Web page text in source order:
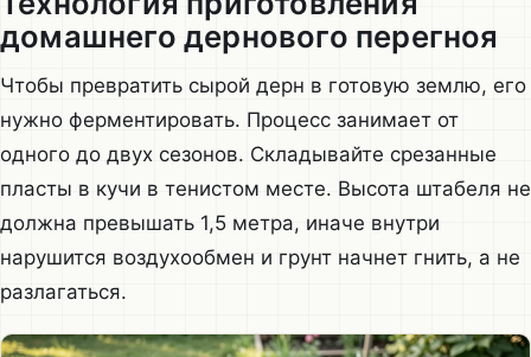
домашнего дернового перегноя
Чтобы превратить сырой дерн в готовую землю, его
нужно ферментировать. Процесс занимает от
одного до двух сезонов. Складывайте срезанные
пласты в кучи в тенистом месте. Высота штабеля не
должна превышать 1,5 метра, иначе внутри
нарушится воздухообмен и грунт начнет гнить, а не
разлагаться.